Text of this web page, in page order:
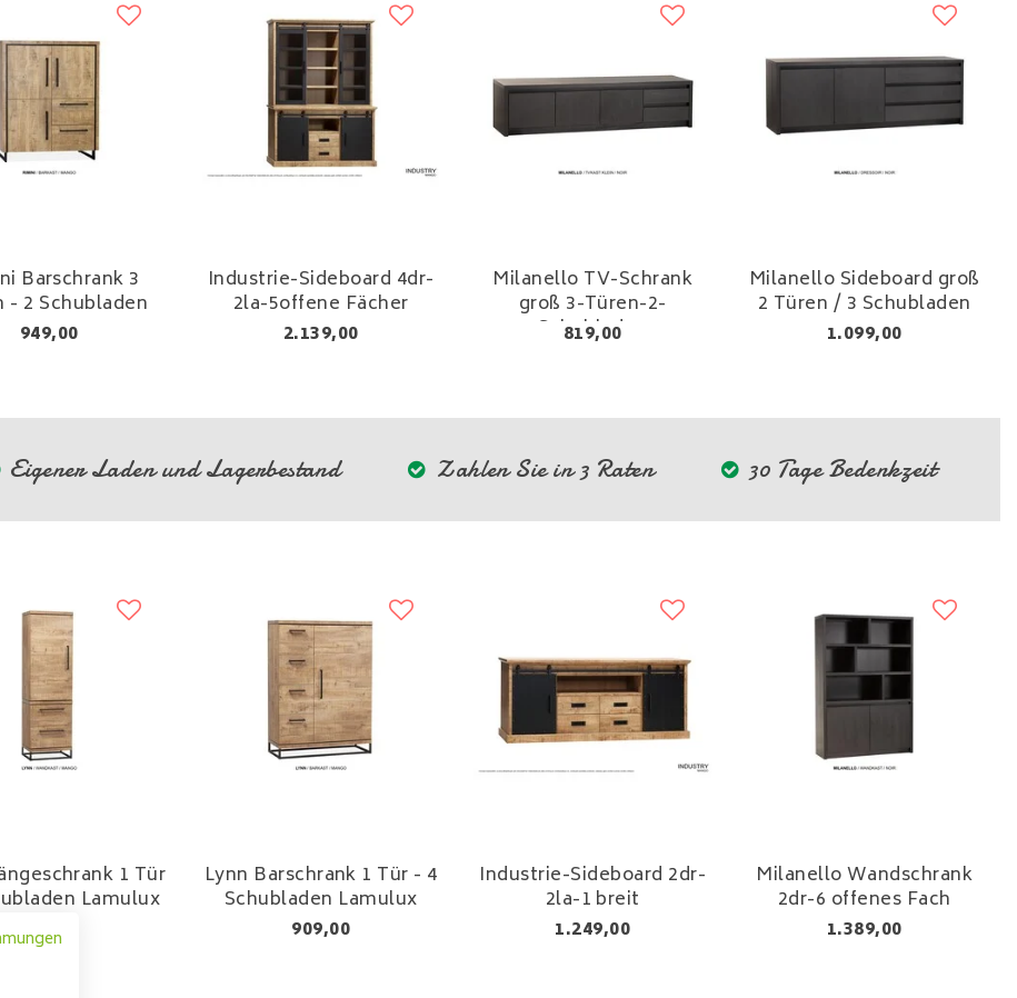
Barschrank 3
- 2 Schubladen
949,00
Industrie-Sideboard 4dr-
2la-5offene Fächer
2.139,00
Milanello TV-Schrank
groß 3-Türen-2-
Schubladen
819,00
Milanello Sideboard groß
2 Türen / 3 Schubladen
1.099,00
Eigener Laden und Lagerbestand Zahlen Sie in 3 Raten 30 Tage Bedenkzeit
1 Tür
Lamulux
759,00
Lynn Barschrank 1 Tür - 4
Schubladen Lamulux
909,00
Industrie-Sideboard 2dr-
2la-1 breit
1.249,00
Milanello Wandschrank
2dr-6 offenes Fach
1.389,00